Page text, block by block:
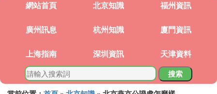
網站首頁 北京知識 福州資訊
廣州訊息 杭州知識 廈門資訊
上海指南 深圳資訊 天津資料
搜索